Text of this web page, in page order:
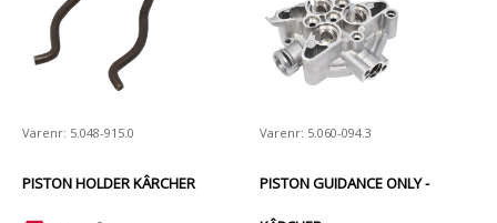
Varenr: 5.048-915.0
PISTON HOLDER KÂRCHER
Varenr: 5.060-094.3
PISTON GUIDANCE ONLY -